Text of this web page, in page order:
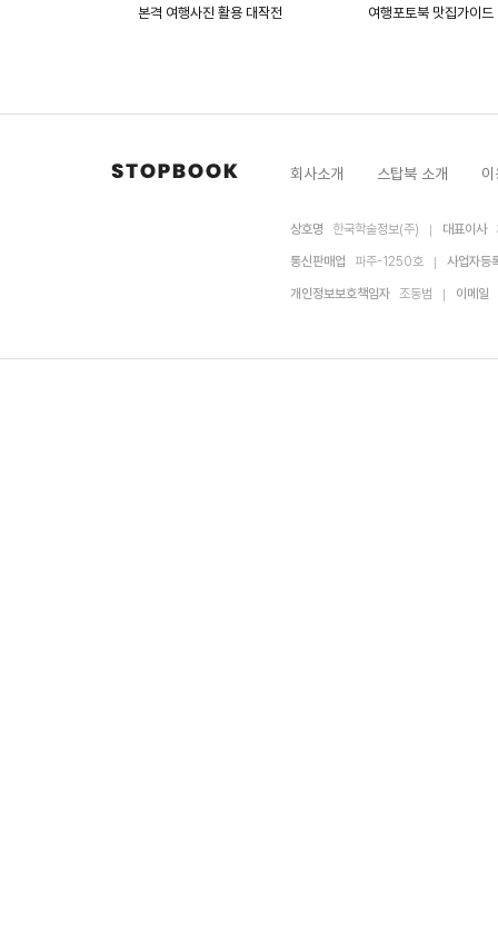
본격 여행사진 활용 대작전 여행포토북 맛집가이드
회사소개 스탑북 소개
상호명 한국학술정보(주) 대표이사
통신판매업 파주-1250호 사업자등
개인정보보호책임자 조동범 이메일